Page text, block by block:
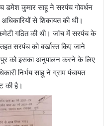
डमेश कुमार साहू ने सरपंच गोवर्धन
से शिकायत की थी।
गठित की थी। जांच में सरपंच के
सरपंच को बर्खास्त किए जाने
को इसका अनुपालन करने के लिए
निर्भय साहू ने ग्राम पंचायत
की है।